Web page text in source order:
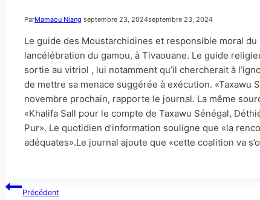
ParMamaou Niang septembre 23, 2024septembre 23, 2024
Le guide des Moustarchidines et responsible moral du
lancélébration du gamou, à Tivaouane. Le guide
sortie au vitriol , lui notamment qu’il chercherait à
de mettre sa menace suggérée à exécution. «Taxawu
novembre prochain, rapporte le journal. La même
«Khalifa Sall pour le compte de Taxawu Sénégal,
Pur». Le quotidien d’information souligne que «la
adéquates».Le journal ajoute que «cette coalition va
Précédent